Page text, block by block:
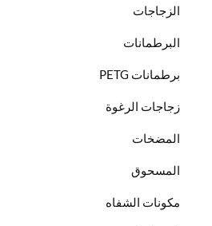
الزجاجات
البرطمانات
برطمانات PETG
زجاجات الرغوة
المضخات
المسحوق
مكونات الشفاه